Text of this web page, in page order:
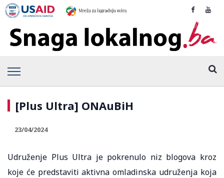
[Plus Ultra] ONAuBiH
23/04/2024
Udruženje Plus Ultra je pokrenulo niz blogova kroz
koje će predstaviti aktivna omladinska udruženja koja